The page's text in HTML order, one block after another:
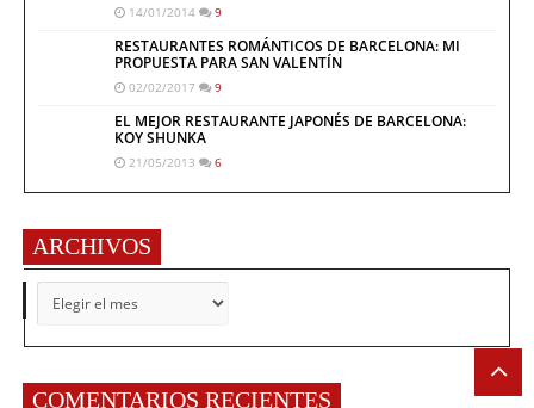
14/01/2014 9
RESTAURANTES ROMÁNTICOS DE BARCELONA: MI
PROPUESTA PARA SAN VALENTÍN
02/02/2017 9
EL MEJOR RESTAURANTE JAPONÉS DE BARCELONA:
KOY SHUNKA
21/05/2013 6
ARCHIVOS
COMENTARIOS RECIENTES